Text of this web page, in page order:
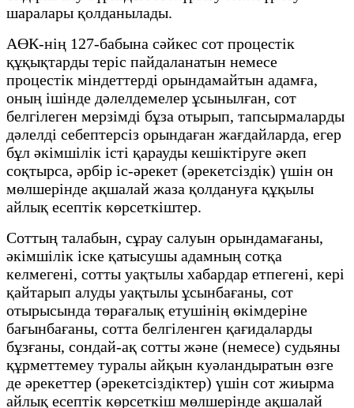
шаралары қолданылады.
АӨК-нің 127-бабына сәйкес сот процестік
құқықтарды теріс пайдаланатын немесе
процестік міндеттерді орындамайтын адамға,
оның ішінде дәлелдемелер ұсынылған, сот
белгілеген мерзімді бұза отырып, тапсырмаларды
дәлелді себептерсіз орындаған жағдайларда, егер
бұл әкімшілік істі қарауды кешіктіруге әкеп
соқтырса, әрбір іс-әрекет (әрекетсіздік) үшін он
мөлшерінде ақшалай жаза қолдануға құқылы
айлық есептік көрсеткіштер.
Соттың талабын, сұрау салуын орындамағаны,
әкімшілік іске қатысушы адамның сотқа
келмегені, сотты уақтылы хабардар етпегені, кері
қайтарып алуды уақтылы ұсынбағаны, сот
отырысында төрағалық етушінің өкімдеріне
бағынбағаны, сотта белгіленген қағидаларды
бұзғаны, сондай-ақ сотты және (немесе) судьяны
құрметтемеу туралы айқын куәландыратын өзге
де әрекеттер (әрекетсіздіктер) үшін сот жиырма
айлық есептік көрсеткіш мөлшерінде ақшалай